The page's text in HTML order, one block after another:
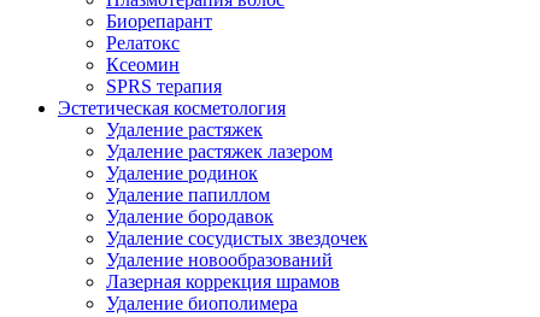
Биорепарант
Релатокс
Ксеомин
SPRS терапия
Эстетическая косметология
Удаление растяжек
Удаление растяжек лазером
Удаление родинок
Удаление папиллом
Удаление бородавок
Удаление сосудистых звездочек
Удаление новообразований
Лазерная коррекция шрамов
Удаление биополимера